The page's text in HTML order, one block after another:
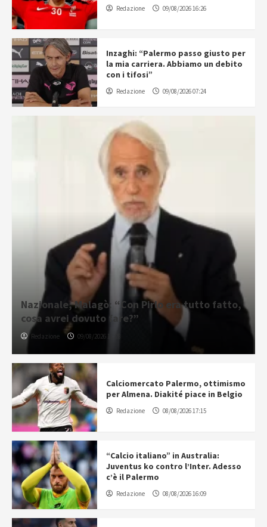
Redazione 09/08/2026 16:26
Inzaghi: “Palermo passo giusto per
la mia carriera. Abbiamo un debito
con i tifosi”
Redazione 09/08/2026 07:24
Nazionale, Malagò: “Con Pirlo era tutto fatto,
cosa avrei dovuto fare?”
Redazione 09/08/2026 11:28
Calciomercato Palermo, ottimismo
per Almena. Diakité piace in Belgio
Redazione 08/08/2026 17:15
“Calcio italiano” in Australia:
Juventus ko contro l’Inter. Adesso
c’è il Palermo
Redazione 08/08/2026 16:09